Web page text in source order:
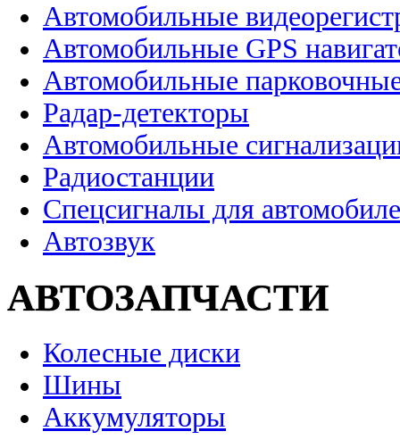
Автомобильные
Автомобильные GPS
Автомобильные
Радар-детекторы
Автомобильные
Радиостанции
Спецсигналы для
Автозвук
АВТОЗАПЧАСТИ
Колесные диски
Шины
Аккумуляторы